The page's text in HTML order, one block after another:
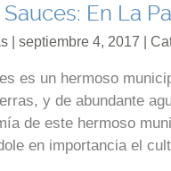
En La
| septiembre 4, 2017 |
es un hermoso
y de abundante
de este hermoso
en importancia el